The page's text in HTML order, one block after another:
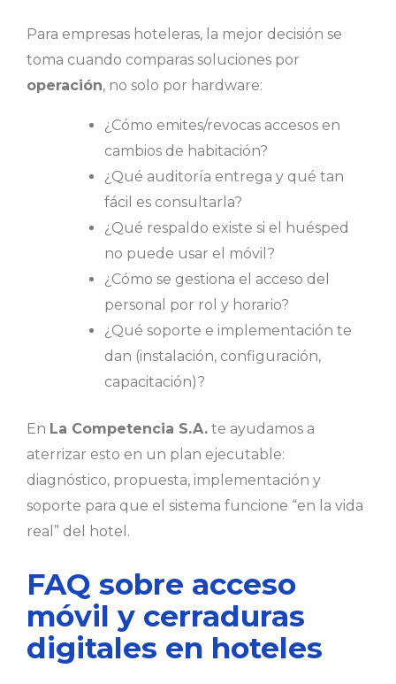
Para empresas hoteleras, la mejor decisión se
toma cuando comparas soluciones por
operación, no solo por hardware:
¿Cómo emites/revocas accesos en
cambios de habitación?
¿Qué auditoría entrega y qué tan
fácil es consultarla?
¿Qué respaldo existe si el huésped
no puede usar el móvil?
¿Cómo se gestiona el acceso del
personal por rol y horario?
¿Qué soporte e implementación te
dan (instalación, configuración,
capacitación)?
En La Competencia S.A. te ayudamos a
aterrizar esto en un plan ejecutable:
diagnóstico, propuesta, implementación y
soporte para que el sistema funcione “en la vida
real” del hotel.
FAQ sobre acceso
móvil y cerraduras
digitales en hoteles